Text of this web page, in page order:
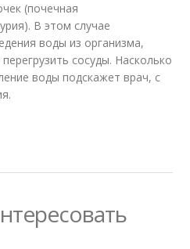
(почечная
В этом случае
воды из организма,
сосуды. Насколько
воды подскажет врач, с